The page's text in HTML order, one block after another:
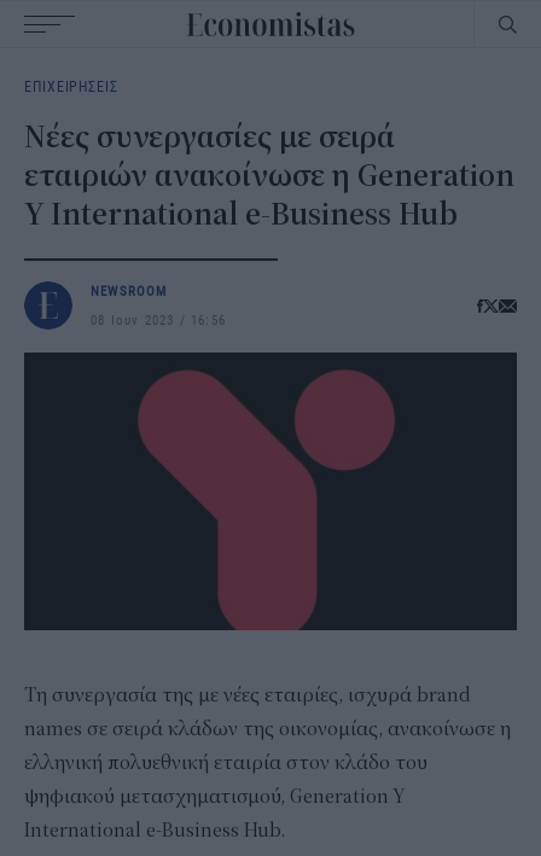
navigation
ΕΠΙΧΕΙΡΗΣΕΙΣ
Νέες συνεργασίες με σειρά
εταιριών ανακοίνωσε η Generation
Y International e-Business Hub
NEWSROOM
08 Ιουν 2023
16:56
Τη συνεργασία της με νέες εταιρίες, ισχυρά brand
names σε σειρά κλάδων της οικονομίας, ανακοίνωσε η
ελληνική πολυεθνική εταιρία στον κλάδο του
ψηφιακού μετασχηματισμού, Generation Y
International e-Business Hub.